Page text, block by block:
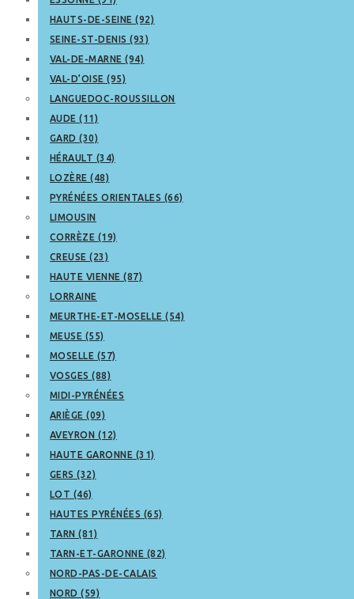
HAUTS-DE-SEINE (92)
SEINE-ST-DENIS (93)
VAL-DE-MARNE (94)
VAL-D’OISE (95)
LANGUEDOC-ROUSSILLON
AUDE (11)
GARD (30)
HÉRAULT (34)
LOZÈRE (48)
PYRÉNÉES ORIENTALES (66)
LIMOUSIN
CORRÈZE (19)
CREUSE (23)
HAUTE VIENNE (87)
LORRAINE
MEURTHE-ET-MOSELLE (54)
MEUSE (55)
MOSELLE (57)
VOSGES (88)
MIDI-PYRÉNÉES
ARIÈGE (09)
AVEYRON (12)
HAUTE GARONNE (31)
GERS (32)
LOT (46)
HAUTES PYRÉNÉES (65)
TARN (81)
TARN-ET-GARONNE (82)
NORD-PAS-DE-CALAIS
NORD (59)